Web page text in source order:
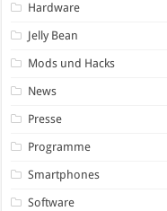
Hardware
Jelly Bean
Mods und Hacks
News
Presse
Programme
Smartphones
Software